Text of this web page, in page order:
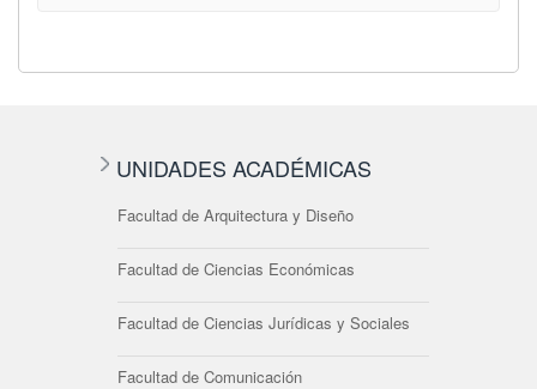
UNIDADES ACADÉMICAS
Facultad de Arquitectura y Diseño
Facultad de Ciencias Económicas
Facultad de Ciencias Jurídicas y Sociales
Facultad de Comunicación